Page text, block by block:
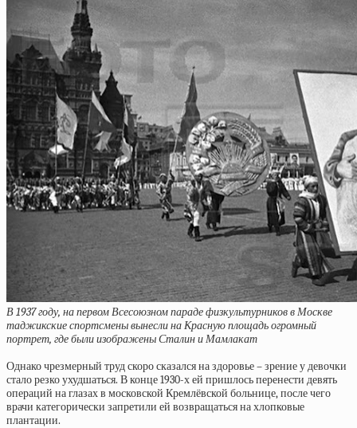
В 1937 году, на первом Всесоюзном параде физкультурников в Москве
таджикские спортсмены вынесли на Красную площадь огромный
портрет, где были изображены Сталин и Мамлакат
Однако чрезмерный труд скоро сказался на здоровье – зрение у девочки
стало резко ухудшаться. В конце 1930-х ей пришлось перенести девять
операций на глазах в московской Кремлёвской больнице, после чего
врачи категорически запретили ей возвращаться на хлопковые
плантации.